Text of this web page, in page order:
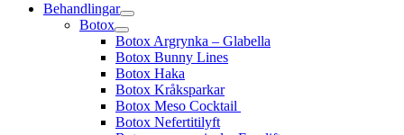
Behandlingar
Botox
Botox Argrynka – Glabella
Botox Bunny Lines
Botox Haka
Botox Kråksparkar
Botox Meso Cocktail
Botox Nefertitilyft